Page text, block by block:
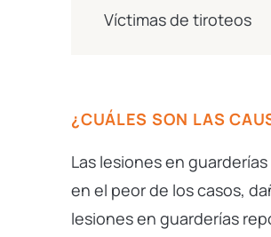
Víctimas de tiroteos
¿CUÁLES SON LAS
Las lesiones en
en el peor de los casos,
lesiones en guarderías